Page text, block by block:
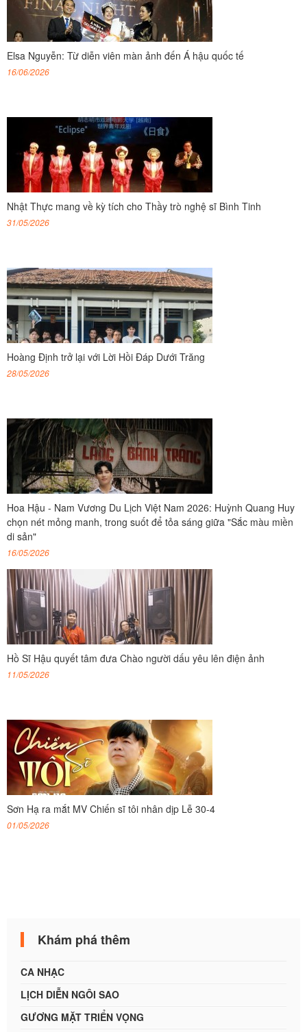
Elsa Nguyễn: Từ diễn viên màn ảnh đến Á hậu quốc tế
16/06/2026
Nhật Thực mang về kỳ tích cho Thầy trò nghệ sĩ Bình Tinh
31/05/2026
Hoàng Định trở lại với Lời Hồi Đáp Dưới Trăng
28/05/2026
Hoa Hậu - Nam Vương Du Lịch Việt Nam 2026: Huỳnh Quang Huy
chọn nét mỏng manh, trong suốt để tỏa sáng giữa "Sắc màu miền
di sản"
16/05/2026
Hồ Sĩ Hậu quyết tâm đưa Chào người dấu yêu lên điện ảnh
11/05/2026
Sơn Hạ ra mắt MV Chiến sĩ tôi nhân dịp Lễ 30-4
01/05/2026
Khám phá thêm
CA NHẠC
LỊCH DIỄN NGÔI SAO
GƯƠNG MẶT TRIỂN VỌNG